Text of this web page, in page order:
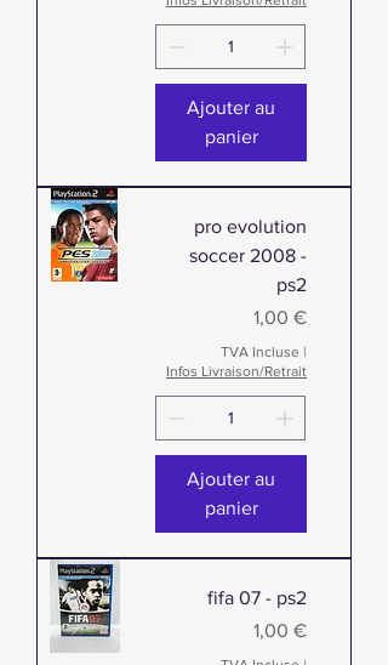
Ajouter au
panier
pro evolution
soccer 2008 -
ps2
Prix
1,00 €
TVA Incluse |
Infos Livraison/Retrait
Ajouter au
panier
fifa 07 - ps2
Prix
1,00 €